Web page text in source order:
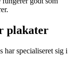
plakater
har specialiseret sig i